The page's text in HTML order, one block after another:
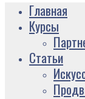
Главная
Курсы
Статьи